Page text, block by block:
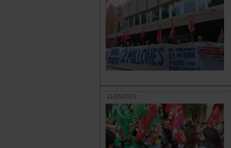
11/05/2023